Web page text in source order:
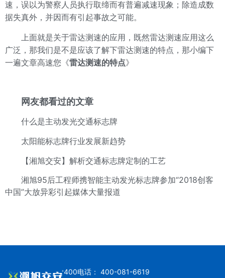
速，误以为警察人员执行取缔而有普遍减速现象；除造成数
据失真外，并因而有引起事故之可能。
上面就是关于雷达测速的应用，既然雷达测速应用这么
广泛，那我们是不是应该了解下雷达测速的特点，那小编下
一遍文章高速您 《雷达测速的特点》
网友都看过的文章
什么是主动发光交通标志牌
太阳能标志牌行业发展新趋势
【湘旭交安】解析交通标志牌定制的工艺
湘旭95后工程师携智能主动发光标志牌参加“2018创客
中国”大放异彩引起媒体大量报道
400电话： 400-081-6619